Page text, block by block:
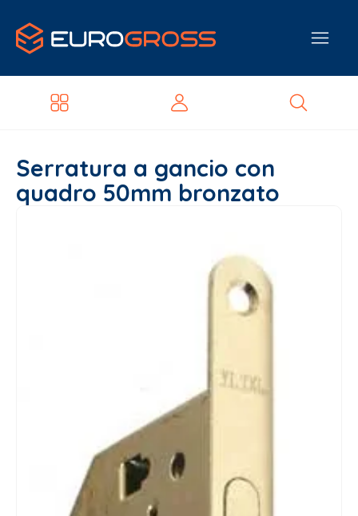
Serratura a gancio con
quadro 50mm bronzato